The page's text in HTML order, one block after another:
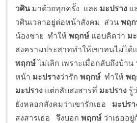
วศินมาด้วยทุกครั้ง และ มะปราง แ
วศินเวลาอยู่ต่อหน้าสังคม ส่วน พฤ
น้องชาย ทำให้ พฤกษ์ แอบคิดว่า ม
สงครามประสาททำให้เขาทนไม่ได้
พฤกษ์ไม่เลิก เพราะเมื่อกลับถึงบ้าน
หน้า มะปรางว่ารัก พฤกษ์ ทำให้ พ
มะปราง แต่กลับสงสารที่ มะปราง รู้
ยังหลอกสังคมว่าเขารักเธอ มะปรา
สงสารเธอ จึงบอก พฤกษ์ ว่าเธออยู่